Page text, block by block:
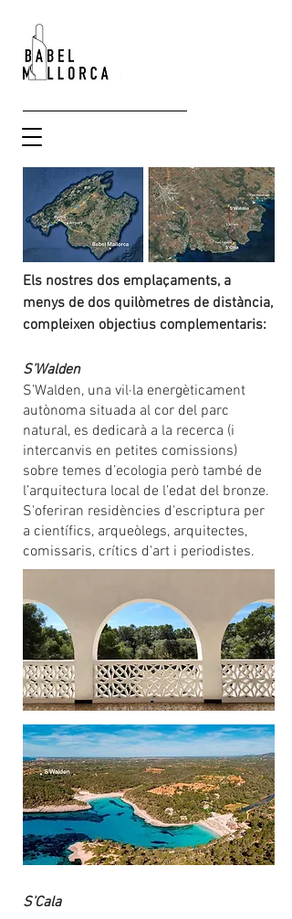
Els nostres dos emplaçaments, a
menys de dos quilòmetres de distància,
compleixen objectius complementaris:
S’Walden
S’Walden, una vil·la energèticament
autònoma situada al cor del parc
natural, es dedicarà a la recerca (i
intercanvis en petites comissions)
sobre temes d’ecologia però també de
l’arquitectura local de l’edat del bronze.
S'oferiran residències d'escriptura per
a científics, arqueòlegs, arquitectes,
comissaris, crítics d'art i periodistes.
S’Cala